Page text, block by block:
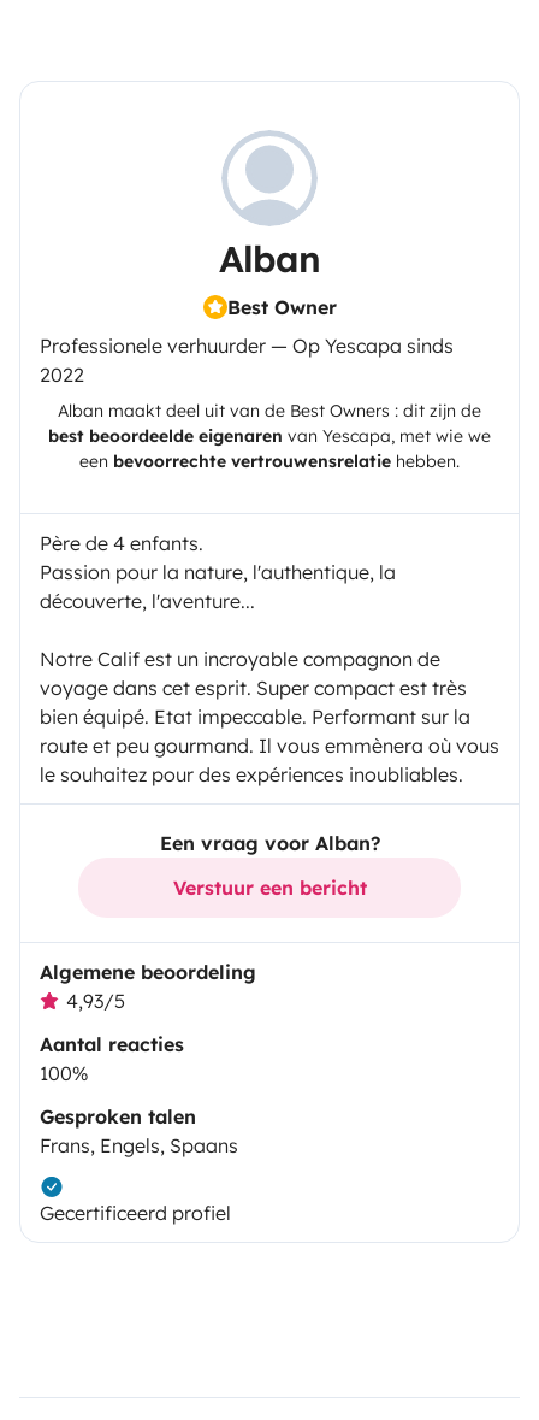
Alban
Best Owner
Professionele verhuurder — Op Yescapa sinds
2022
Alban maakt deel uit van de Best Owners : dit zijn de
best beoordeelde eigenaren van Yescapa, met wie we
een bevoorrechte vertrouwensrelatie hebben.
Père de 4 enfants.
Passion pour la nature, l'authentique, la
découverte, l'aventure...
Notre Calif est un incroyable compagnon de
voyage dans cet esprit. Super compact est très
bien équipé. Etat impeccable. Performant sur la
route et peu gourmand. Il vous emmènera où vous
le souhaitez pour des expériences inoubliables.
Een vraag voor Alban?
Verstuur een bericht
Algemene beoordeling
4,93/5
Aantal reacties
100%
Gesproken talen
Frans, Engels, Spaans
Gecertificeerd profiel